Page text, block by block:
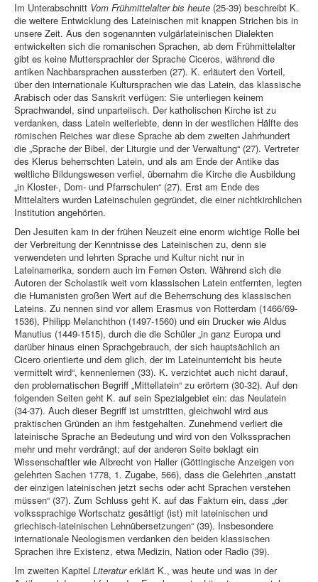
Im Unterabschnitt Vom Frühmittelalter bis heute (25-39) beschreibt K.
die weitere Entwicklung des Lateinischen mit knappen Strichen bis in
unsere Zeit. Aus den sogenannten vulgärlateinischen Dialekten
entwickelten sich die romanischen Sprachen, ab dem Frühmittelalter
gibt es keine Muttersprachler der Sprache Ciceros, während die
antiken Nachbarsprachen aussterben (27). K. erläutert den Vorteil,
über den internationale Kultursprachen wie das Latein, das klassische
Arabisch oder das Sanskrit verfügen: Sie unterliegen keinem
Sprachwandel, sind unparteiisch. Der katholischen Kirche ist zu
verdanken, dass Latein weiterlebte, denn in der westlichen Hälfte des
römischen Reiches war diese Sprache ab dem zweiten Jahrhundert
die „Sprache der Bibel, der Liturgie und der Verwaltung“ (27). Vertreter
des Klerus beherrschten Latein, und als am Ende der Antike das
weltliche Bildungswesen verfiel, übernahm die Kirche die Ausbildung
„in Kloster-, Dom- und Pfarrschulen“ (27). Erst am Ende des
Mittelalters wurden Lateinschulen gegründet, die einer nichtkirchlichen
Institution angehörten.
Den Jesuiten kam in der frühen Neuzeit eine enorm wichtige Rolle bei
der Verbreitung der Kenntnisse des Lateinischen zu, denn sie
verwendeten und lehrten Sprache und Kultur nicht nur in
Lateinamerika, sondern auch im Fernen Osten. Während sich die
Autoren der Scholastik weit vom klassischen Latein entfernten, legten
die Humanisten großen Wert auf die Beherrschung des klassischen
Lateins. Zu nennen sind vor allem Erasmus von Rotterdam (1466/69-
1536), Philipp Melanchthon (1497-1560) und ein Drucker wie Aldus
Manutius (1449-1515), durch die die Schüler „in ganz Europa und
darüber hinaus einen Sprachgebrauch, der sich hauptsächlich an
Cicero orientierte und dem glich, der im Lateinunterricht bis heute
vermittelt wird“, kennenlernen (33). K. verzichtet auch nicht darauf,
den problematischen Begriff „Mittellatein“ zu erörtern (30-32). Auf den
folgenden Seiten geht K. auf sein Spezialgebiet ein: das Neulatein
(34-37). Auch dieser Begriff ist umstritten, gleichwohl wird aus
praktischen Gründen an ihm festgehalten. Zunehmend verliert die
lateinische Sprache an Bedeutung und wird von den Volkssprachen
mehr und mehr verdrängt; auf der anderen Seite beklagt ein
Wissenschaftler wie Albrecht von Haller (Göttingische Anzeigen von
gelehrten Sachen 1778, 1. Zugabe, 566), dass die Gelehrten „anstatt
der einzigen lateinischen jetzt sechs oder acht Sprachen verstehen
müssen“ (37). Zum Schluss geht K. auf das Faktum ein, dass „der
volkssprachige Wortschatz gesättigt (ist) mit lateinischen und
griechisch-lateinischen Lehnübersetzungen“ (39). Insbesondere
internationale Neologismen verdanken den beiden klassischen
Sprachen ihre Existenz, etwa Medizin, Nation oder Radio (39).
Im zweiten Kapitel Literaturerklärt K., was heute und was in der